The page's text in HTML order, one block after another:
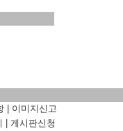
이미지신고
게시판신청